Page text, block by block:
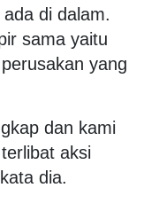
di dalam.
sama yaitu
yang
dan kami
aksi
dia.